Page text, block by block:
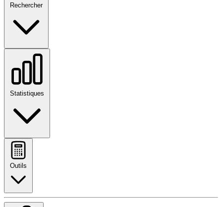
Rechercher
Statistiques
Outils